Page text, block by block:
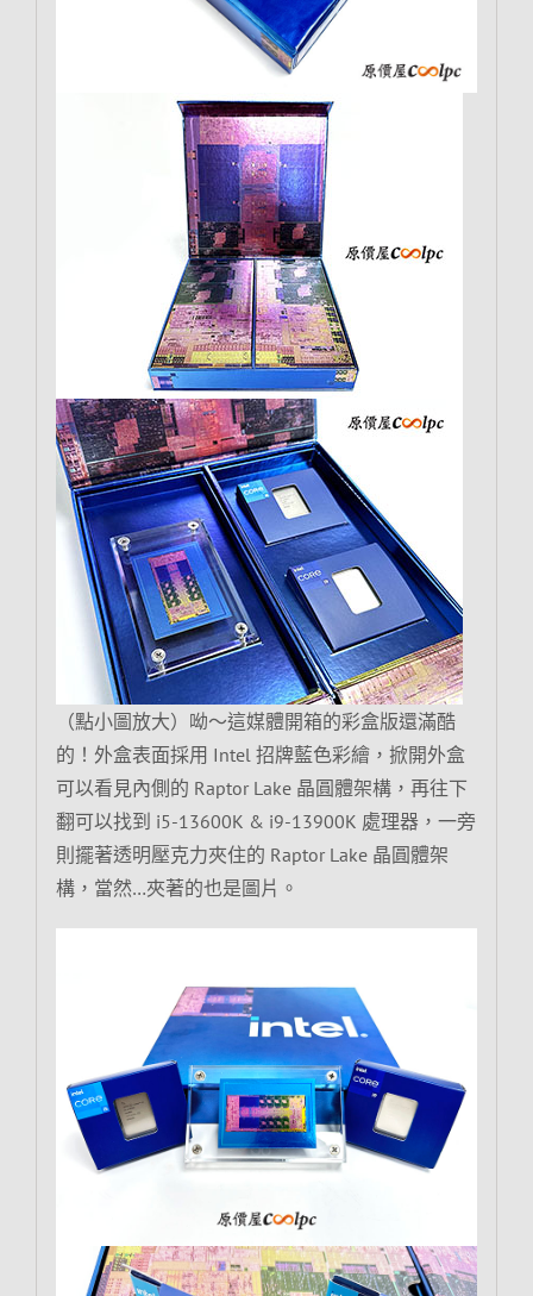
（點小圖放大）呦～這媒體開箱的彩盒版還滿酷
的！外盒表面採用 Intel 招牌藍色彩繪，掀開外盒
可以看見內側的 Raptor Lake 晶圓體架構，再往下
翻可以找到 i5-13600K & i9-13900K 處理器，一旁
則擺著透明壓克力夾住的 Raptor Lake 晶圓體架
構，當然…夾著的也是圖片。